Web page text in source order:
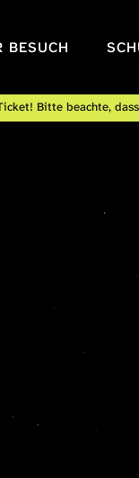
BESUCH
Bitte beachte,